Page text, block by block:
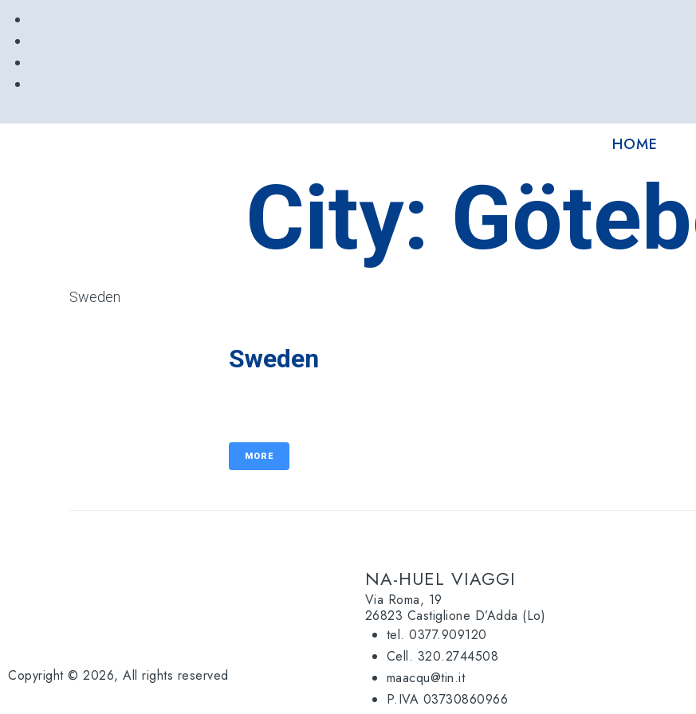
HOME
City:
Sweden
Sweden
MORE
Copyright © 2026, All rights reserved​
NA-HUEL VIAGGI
Via Roma, 19
26823 Castiglione D’Adda (Lo)
tel. 0377.909120
Cell. 320.2744508
maacqu@tin.it
P.IVA 03730860966